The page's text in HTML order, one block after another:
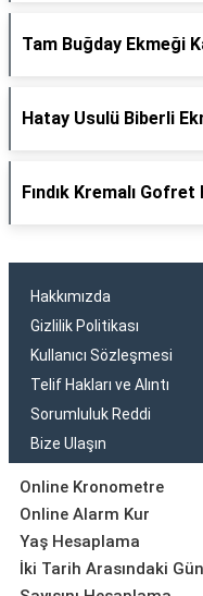
Tam Buğday Ekmeği
Hatay Usulü Biberli
Fındık Kremalı
Hakkımızda
Gizlilik Politikası
Kullanıcı Sözleşmesi
Telif Hakları ve Alıntı
Sorumluluk Reddi
Bize Ulaşın
Online Kronometre
Online Alarm Kur
Yaş Hesaplama
İki Tarih Arasındaki Gün